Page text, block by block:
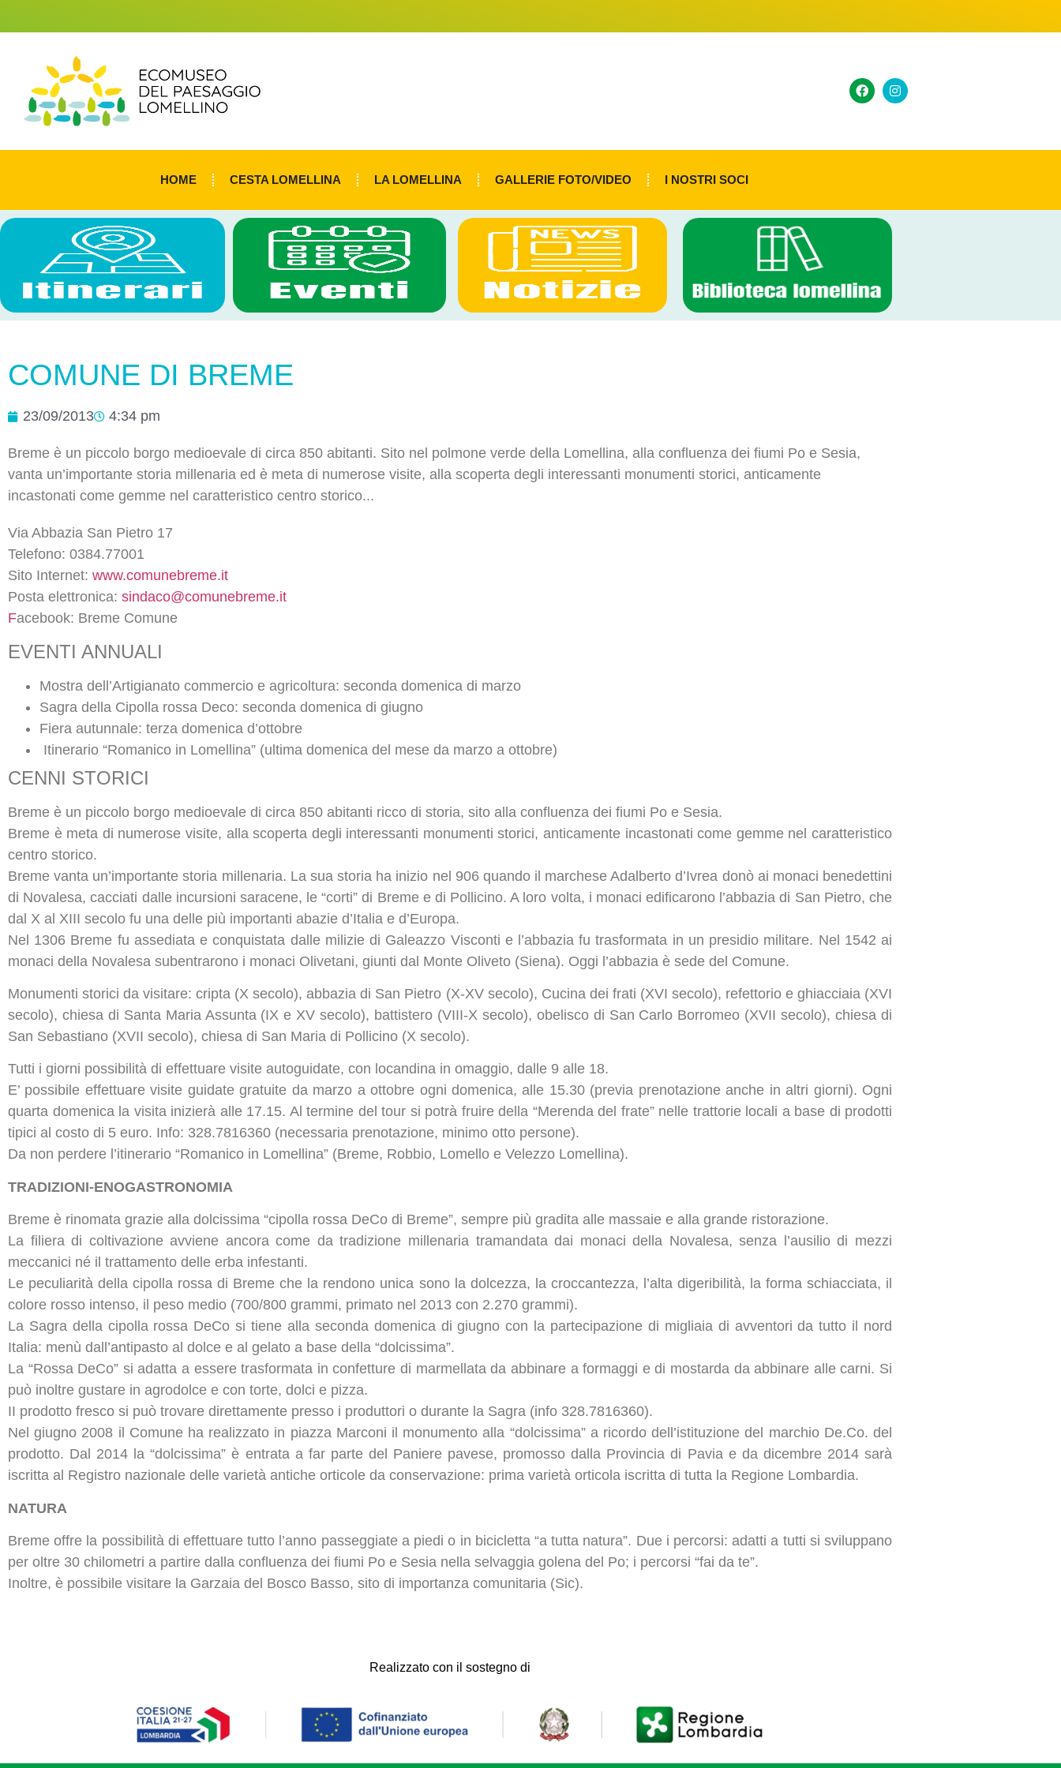
HOME CESTA LOMELLINA LA LOMELLINA GALLERIE FOTO/VIDEO I NOSTRI SOCI
COMUNE DI BREME
23/09/2013 4:34 pm
Breme è un piccolo borgo medioevale di circa 850 abitanti. Sito nel polmone verde della Lomellina, alla confluenza dei fiumi Po e Sesia,
vanta un’importante storia millenaria ed è meta di numerose visite, alla scoperta degli interessanti monumenti storici, anticamente
incastonati come gemme nel caratteristico centro storico...
Via Abbazia San Pietro 17
Telefono: 0384.77001
Sito Internet: www.comunebreme.it
Posta elettronica: sindaco@comunebreme.it
Facebook: Breme Comune
EVENTI ANNUALI
Mostra dell’Artigianato commercio e agricoltura: seconda domenica di marzo
Sagra della Cipolla rossa Deco: seconda domenica di giugno
Fiera autunnale: terza domenica d’ottobre
Itinerario “Romanico in Lomellina” (ultima domenica del mese da marzo a ottobre)
CENNI STORICI
Breme è un piccolo borgo medioevale di circa 850 abitanti ricco di storia, sito alla confluenza dei fiumi Po e Sesia.
Breme è meta di numerose visite, alla scoperta degli interessanti monumenti storici, anticamente incastonati come gemme nel caratteristico
centro storico.
Breme vanta un’importante storia millenaria. La sua storia ha inizio nel 906 quando il marchese Adalberto d’Ivrea donò ai monaci benedettini
di Novalesa, cacciati dalle incursioni saracene, le “corti” di Breme e di Pollicino. A loro volta, i monaci edificarono l’abbazia di San Pietro, che
dal X al XIII secolo fu una delle più importanti abazie d’Italia e d’Europa.
Nel 1306 Breme fu assediata e conquistata dalle milizie di Galeazzo Visconti e l’abbazia fu trasformata in un presidio militare. Nel 1542 ai
monaci della Novalesa subentrarono i monaci Olivetani, giunti dal Monte Oliveto (Siena). Oggi l’abbazia è sede del Comune.
Monumenti storici da visitare: cripta (X secolo), abbazia di San Pietro (X-XV secolo), Cucina dei frati (XVI secolo), refettorio e ghiacciaia (XVI
secolo), chiesa di Santa Maria Assunta (IX e XV secolo), battistero (VIII-X secolo), obelisco di San Carlo Borromeo (XVII secolo), chiesa di
San Sebastiano (XVII secolo), chiesa di San Maria di Pollicino (X secolo).
Tutti i giorni possibilità di effettuare visite autoguidate, con locandina in omaggio, dalle 9 alle 18.
E’ possibile effettuare visite guidate gratuite da marzo a ottobre ogni domenica, alle 15.30 (previa prenotazione anche in altri giorni). Ogni
quarta domenica la visita inizierà alle 17.15. Al termine del tour si potrà fruire della “Merenda del frate” nelle trattorie locali a base di prodotti
tipici al costo di 5 euro. Info: 328.7816360 (necessaria prenotazione, minimo otto persone).
Da non perdere l’itinerario “Romanico in Lomellina” (Breme, Robbio, Lomello e Velezzo Lomellina).
TRADIZIONI-ENOGASTRONOMIA
Breme è rinomata grazie alla dolcissima “cipolla rossa DeCo di Breme”, sempre più gradita alle massaie e alla grande ristorazione.
La filiera di coltivazione avviene ancora come da tradizione millenaria tramandata dai monaci della Novalesa, senza l’ausilio di mezzi
meccanici né il trattamento delle erba infestanti.
Le peculiarità della cipolla rossa di Breme che la rendono unica sono la dolcezza, la croccantezza, l’alta digeribilità, la forma schiacciata, il
colore rosso intenso, il peso medio (700/800 grammi, primato nel 2013 con 2.270 grammi).
La Sagra della cipolla rossa DeCo si tiene alla seconda domenica di giugno con la partecipazione di migliaia di avventori da tutto il nord
Italia: menù dall’antipasto al dolce e al gelato a base della “dolcissima”.
La “Rossa DeCo” si adatta a essere trasformata in confetture di marmellata da abbinare a formaggi e di mostarda da abbinare alle carni. Si
può inoltre gustare in agrodolce e con torte, dolci e pizza.
II prodotto fresco si può trovare direttamente presso i produttori o durante la Sagra (info 328.7816360).
Nel giugno 2008 il Comune ha realizzato in piazza Marconi il monumento alla “dolcissima” a ricordo dell’istituzione del marchio De.Co. del
prodotto. Dal 2014 la “dolcissima” è entrata a far parte del Paniere pavese, promosso dalla Provincia di Pavia e da dicembre 2014 sarà
iscritta al Registro nazionale delle varietà antiche orticole da conservazione: prima varietà orticola iscritta di tutta la Regione Lombardia.
NATURA
Breme offre la possibilità di effettuare tutto l’anno passeggiate a piedi o in bicicletta “a tutta natura”. Due i percorsi: adatti a tutti si sviluppano
per oltre 30 chilometri a partire dalla confluenza dei fiumi Po e Sesia nella selvaggia golena del Po; i percorsi “fai da te”.
Inoltre, è possibile visitare la Garzaia del Bosco Basso, sito di importanza comunitaria (Sic).
Realizzato con il sostegno di